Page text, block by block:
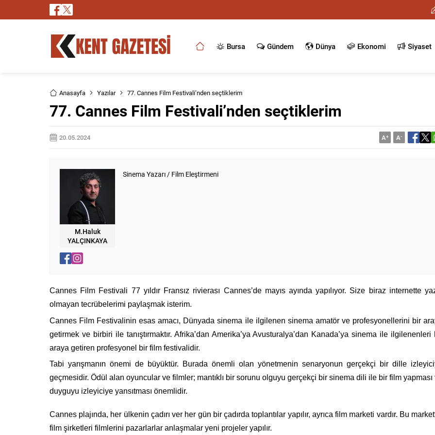
Bursa Gündem Dünya Ekonomi Siyaset
Anasayfa Yazılar 77. Cannes Film Festivali’nden seçtiklerim
77. Cannes Film Festivali’nden seçtiklerim
20.05.2024 A+ A-
M.Haluk
YALÇINKAYA
Sinema Yazarı / Film Eleştirmeni
Cannes Film Festivali 77 yıldır Fransız rivierası Cannes’de mayıs ayında yapılıyor. Size biraz internette
olmayan tecrübelerimi paylaşmak isterim.
Cannes Film Festivalinin esas amacı, Dünyada sinema ile ilgilenen sinema amatör ve profesyonellerini bir
getirmek ve birbiri ile tanıştırmaktır. Afrika’dan Amerika’ya Avusturalya’dan Kanada’ya sinema ile ilgilenenleri
araya getiren profesyonel bir film festivalidir.
Tabi yarışmanın önemi de büyüktür. Burada önemli olan yönetmenin senaryonun gerçekçi bir dille
geçmesidir. Ödül alan oyuncular ve filmler; mantıklı bir sorunu olguyu gerçekçi bir sinema dili ile bir film yapması
duyguyu izleyiciye yansıtması önemlidir.
Cannes plajında, her ülkenin çadırı ver her gün bir çadırda toplantılar yapılır, ayrıca film marketi vardır. Bu
film şirketleri filmlerini pazarlarlar anlaşmalar yeni projeler yapılır.